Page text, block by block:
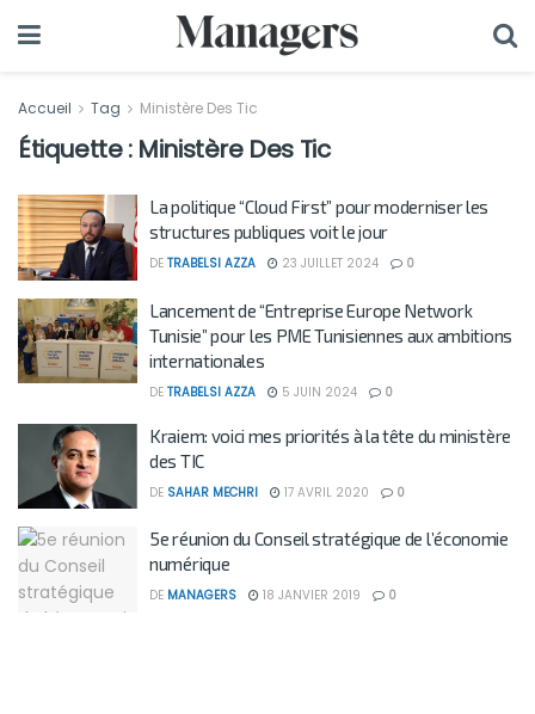
Accueil Tag Ministère Des Tic
Étiquette : Ministère Des Tic
La politique “Cloud First” pour moderniser les
structures publiques voit le jour
DE TRABELSI AZZA 23 JUILLET 2024 0
Lancement de “Entreprise Europe Network
Tunisie” pour les PME Tunisiennes aux ambitions
internationales
DE TRABELSI AZZA 5 JUIN 2024 0
Kraiem: voici mes priorités à la tête du ministère
des TIC
DE SAHAR MECHRI 17 AVRIL 2020 0
5e réunion du Conseil stratégique de l’économie
numérique
DE MANAGERS 18 JANVIER 2019 0